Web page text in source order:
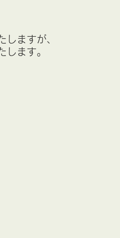
しますが、
します。